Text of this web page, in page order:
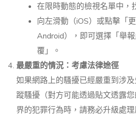
在限時動態的檢視名單中，
向左滑動（iOS）或點擊「
Android），即可選擇「舉
覆」。
最嚴重的情況：考慮法律途徑
如果網路上的騷擾已經嚴重到涉
蹤騷擾（對方可能透過貼文透露
界的犯罪行為時，請務必升級處理